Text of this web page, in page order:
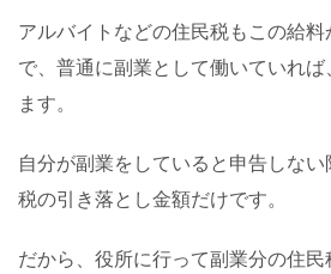
アルバイトなどの住民税もこの給
で、普通に副業として働いていれ
ます。
自分が副業をしていると申告しな
税の引き落とし金額だけです。
だから、役所に行って副業分の住民